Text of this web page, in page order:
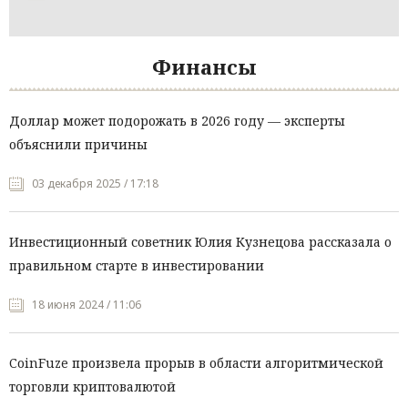
Финансы
Доллар может подорожать в 2026 году — эксперты
объяснили причины
03 декабря 2025 / 17:18
Инвестиционный советник Юлия Кузнецова рассказала о
правильном старте в инвестировании
18 июня 2024 / 11:06
CoinFuze произвела прорыв в области алгоритмической
торговли криптовалютой